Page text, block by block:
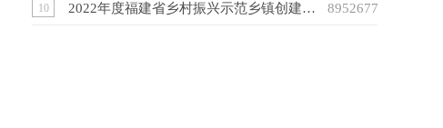
10 2022年度福建省乡村振兴示范乡镇创建名单公示公告 8952677